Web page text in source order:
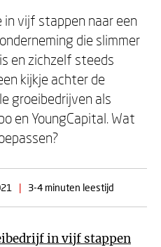
vijf stappen naar een
die slimmer
en zichzelf steeds
kijkje achter de
groeibedrijven als
en YoungCapital. Wat
| 3-4 minuten leestijd
in vijf stappen